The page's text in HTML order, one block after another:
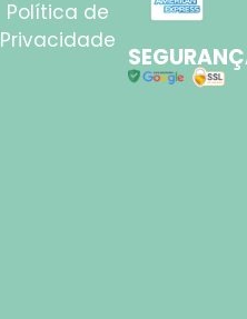
Política de
Privacidade